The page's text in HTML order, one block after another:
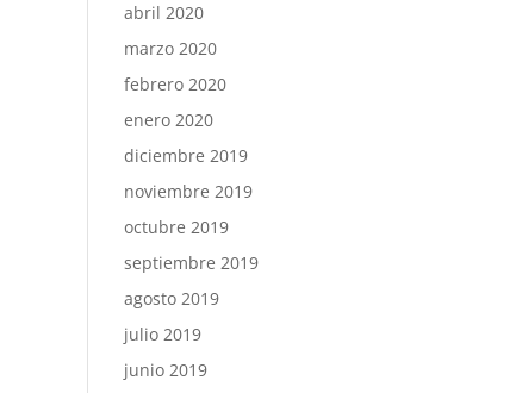
abril 2020
marzo 2020
febrero 2020
enero 2020
diciembre 2019
noviembre 2019
octubre 2019
septiembre 2019
agosto 2019
julio 2019
junio 2019